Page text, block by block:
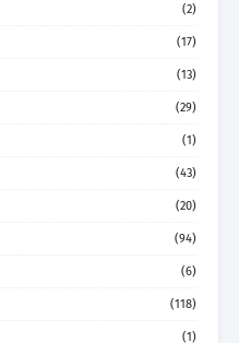
(2)
(17)
(13)
(29)
(1)
(43)
(20)
(94)
(6)
(118)
(1)